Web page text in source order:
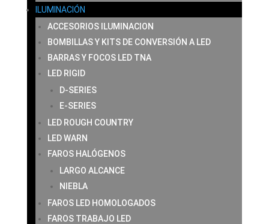
ILUMINACIÓN
ACCESORIOS ILUMINACION
BOMBILLAS Y KITS DE CONVERSIÓN A LED
BARRAS Y FOCOS LED TNA
LED RIGID
D-SERIES
E-SERIES
LED ROUGH COUNTRY
LED WARN
FAROS HALÓGENOS
LARGO ALCANCE
NIEBLA
FAROS LED HOMOLOGADOS
FAROS TRABAJO LED